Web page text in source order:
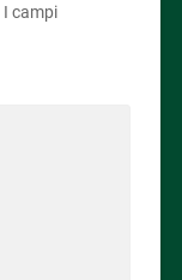
I campi